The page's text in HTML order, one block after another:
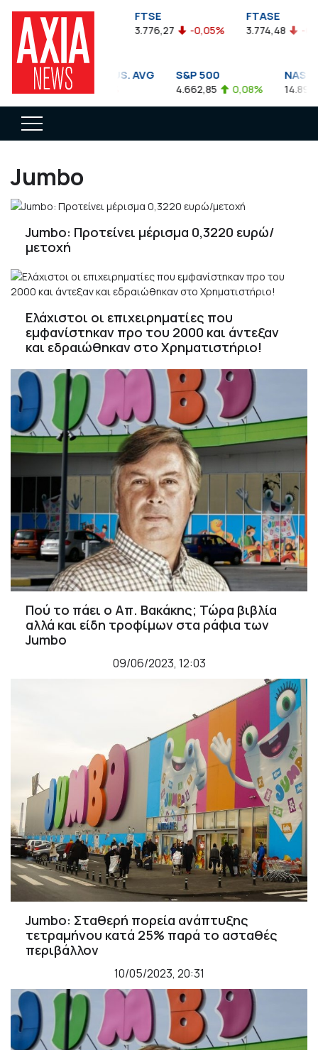
-0,04% 3.776,27 -0,05% 3.774,48 -0,10%
JONES INDUS. AVG
-0,56%
S&P 500
4.662,85 0,08%
NASDAQ
14.893,75
Jumbo
Jumbo: Προτείνει μέρισμα 0,3220 ευρώ/
μετοχή
Ελάχιστοι οι επιχειρηματίες που
εμφανίστηκαν προ του 2000 και άντεξαν
και εδραιώθηκαν στο Χρηματιστήριο!
Πού το πάει ο Απ. Βακάκης; Τώρα βιβλία
αλλά και είδη τροφίμων στα ράφια των
Jumbo
09/06/2023, 12:03
Jumbo: Σταθερή πορεία ανάπτυξης
τετραμήνου κατά 25% παρά το ασταθές
περιβάλλον
10/05/2023, 20:31